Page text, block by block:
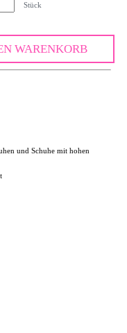
Stück
WARENKORB
und Schuhe mit hohen